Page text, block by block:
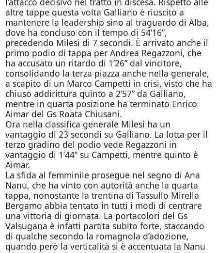
altre tappe questa volta Galliano è riuscito a
mantenere la leadership sino al traguardo di Alba,
dove ha concluso con il tempo di 54’16”,
precedendo Milesi di 7 secondi. È arrivato anche il
primo podio di tappa per Andrea Regazzoni, che
ha accusato un ritardo di 1’26” dal vincitore,
consolidando la terza piazza anche nella generale,
a scapito di un Marco Campetti in crisi, visto che ha
chiuso addirittura quinto a 2’57” da Galliano,
mentre in quarta posizione ha terminato Enrico
Aimar del Gs Roata Chiusani.
Ora nella classifica generale Milesi ha un
vantaggio di 23 secondi su Galliano. La lotta per il
terzo gradino del podio vede Regazzoni in
vantaggio di 1’44” su Campetti, mentre quinto è
Aimar.
La sfida al femminile prosegue nel segno di Ana
Nanu, che ha vinto con autorità anche la quarta
tappa, nonostante la trentina di Tassullo Mirella
Bergamo abbia tentato in tutti i modi di centrare
una vittoria di giornata. La portacolori del Gs
Valsugana è infatti partita subito forte, staccando
di qualche secondo la romagnola d’adozione,
quando però la verticalità si è accentuata la Nanu